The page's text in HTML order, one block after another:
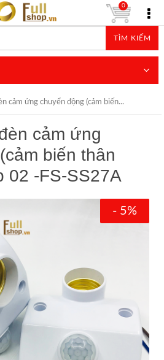
TÌM KIẾM
0
cảm ứng chuyển động (cảm biến...
cảm ứng
biến thân
02 -FS-SS27A
- 5%